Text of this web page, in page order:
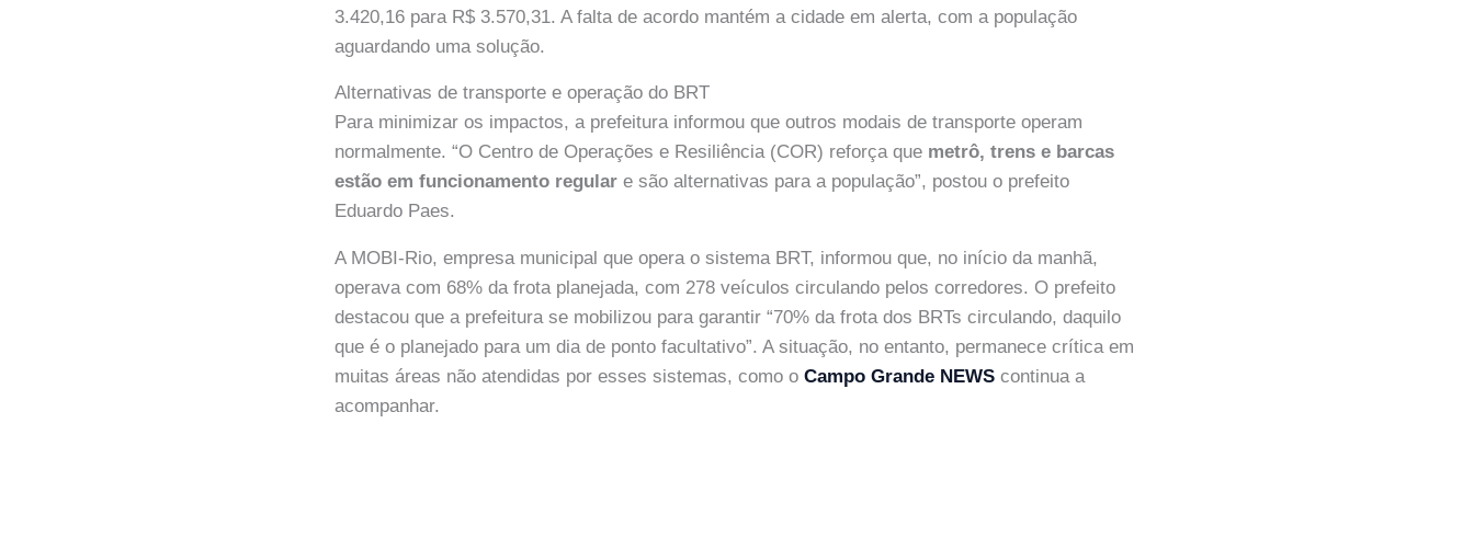
3.420,16 para R$ 3.570,31. A falta de acordo mantém a cidade em alerta, com a população
aguardando uma solução.
Alternativas de transporte e operação do BRT
Para minimizar os impactos, a prefeitura informou que outros modais de transporte operam
normalmente. “O Centro de Operações e Resiliência (COR) reforça que metrô, trens e barcas
estão em funcionamento regular e são alternativas para a população”, postou o prefeito
Eduardo Paes.
A MOBI-Rio, empresa municipal que opera o sistema BRT, informou que, no início da manhã,
operava com 68% da frota planejada, com 278 veículos circulando pelos corredores. O prefeito
destacou que a prefeitura se mobilizou para garantir “70% da frota dos BRTs circulando, daquilo
que é o planejado para um dia de ponto facultativo”. A situação, no entanto, permanece crítica em
muitas áreas não atendidas por esses sistemas, como oCampo Grande NEWS continua a
acompanhar.